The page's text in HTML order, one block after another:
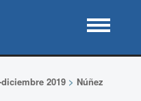
2019> Núñez